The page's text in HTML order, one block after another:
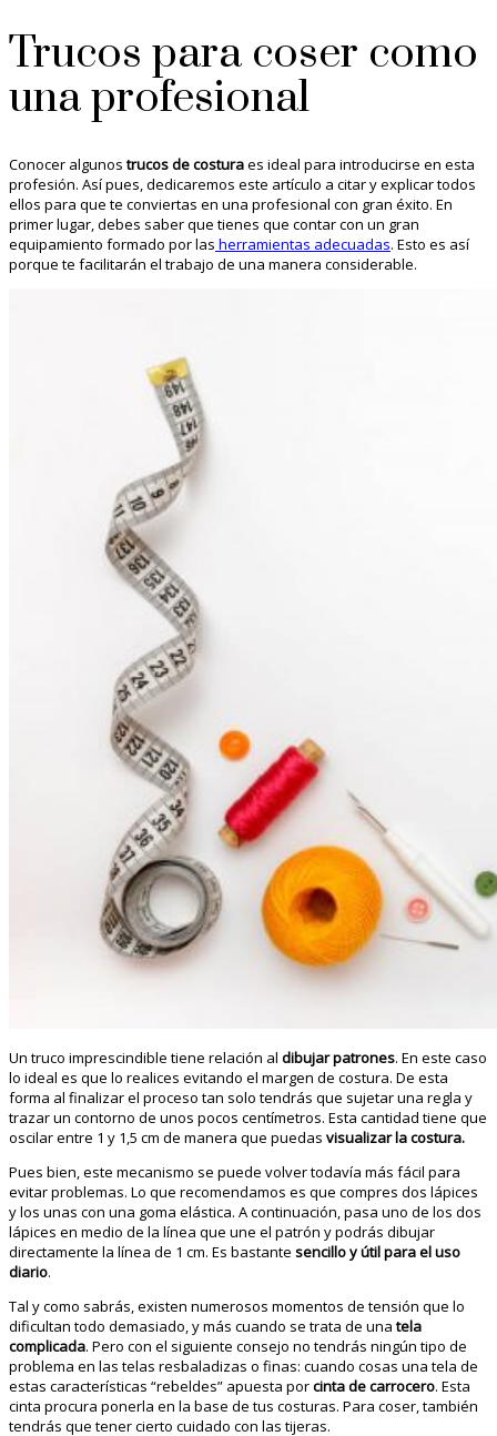
Trucos para coser como
una profesional
Conocer algunostrucos de costuraes ideal para introducirse en esta
profesión. Así pues, dedicaremos este artículo a citar y explicar todos
ellos para que te conviertas en una profesional con gran éxito. En
primer lugar, debes saber que tienes que contar con un gran
equipamiento formado por las herramientas adecuadas. Esto es así
porque te facilitarán el trabajo de una manera considerable.
Un truco imprescindible tiene relación al dibujar patrones. En este caso
lo ideal es que lo realices evitando el margen de costura. De esta
forma al finalizar el proceso tan solo tendrás que sujetar una regla y
trazar un contorno de unos pocos centímetros. Esta cantidad tiene que
oscilar entre 1 y 1,5 cm de manera que puedas visualizar la costura.
Pues bien, este mecanismo se puede volver todavía más fácil para
evitar problemas. Lo que recomendamos es que compres dos lápices
y los unas con una goma elástica. A continuación, pasa uno de los dos
lápices en medio de la línea que une el patrón y podrás dibujar
directamente la línea de 1 cm. Es bastante sencillo y útil para el uso
diario.
Tal y como sabrás, existen numerosos momentos de tensión que lo
dificultan todo demasiado, y más cuando se trata de unatela
complicada. Pero con el siguiente consejo no tendrás ningún tipo de
problema en las telas resbaladizas o finas: cuando cosas una tela de
estas características “rebeldes” apuesta porcinta de carrocero. Esta
cinta procura ponerla en la base de tus costuras. Para coser, también
tendrás que tener cierto cuidado con las tijeras.